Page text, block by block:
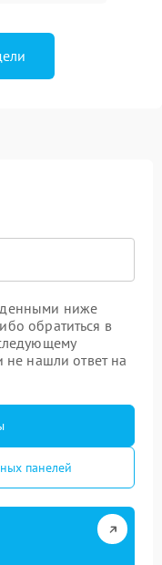
ниже
обратиться в
не нашли ответ на
панелей